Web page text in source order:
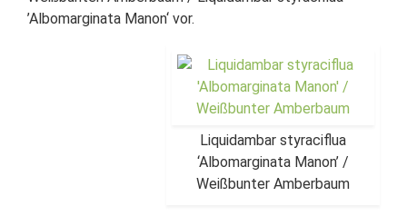
’Albomarginata Manon‘ vor.
Liquidambar styraciflua
‘Albomarginata Manon’ /
Weißbunter Amberbaum